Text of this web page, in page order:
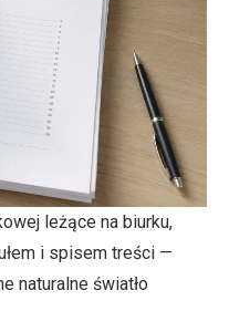
leżące na biurku,
i spisem treści —
naturalne światło